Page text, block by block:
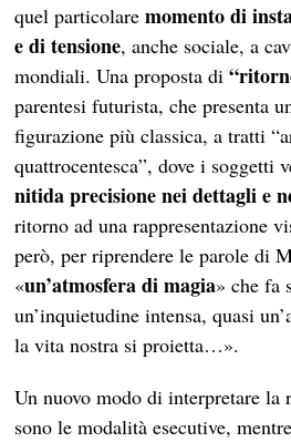
quel particolaremomento di
e di tensione, anche sociale, a
mondiali. Una proposta di
parentesi futurista, che presenta
figurazione più classica, a tratti
quattrocentesca”, dove i soggetti
nitida precisione nei dettagli e
ritorno ad una rappresentazione
però, per riprendere le parole di
«un’atmosfera di magia» che fa
un’inquietudine intensa, quasi
la vita nostra si proietta…».
Un nuovo modo di interpretare la
sono le modalità esecutive,